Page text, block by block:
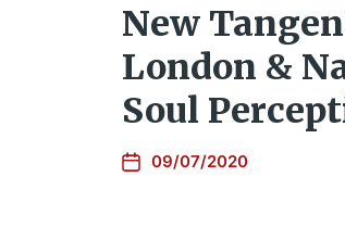
New
London &
Soul
09/07/2020